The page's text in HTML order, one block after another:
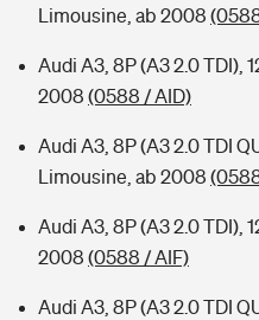
Limousine, ab 2008
Audi A3, 8P (A3 2.0 TDI),
2008 (0588 / AID)
Audi A3, 8P (A3 2.0 TDI
Limousine, ab 2008
Audi A3, 8P (A3 2.0 TDI),
2008 (0588 / AIF)
Audi A3, 8P (A3 2.0 TDI